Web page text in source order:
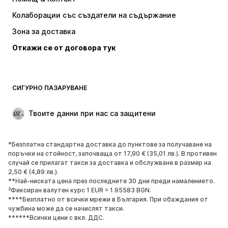
Baker by Ted Baker
Колаборации със създатели на съдържание
Зона за доставка
Откажи се от договора тук
СИГУРНО ПАЗАРУВАНЕ
Твоите данни при нас са защитени
*Безплатна стандартна доставка до пунктове за получаване на
поръчки на стойност, започваща от 17,90 € (35,01 лв.). В противен
случай се прилагат такси за доставка и обслужване в размер на
2,50 € (4,89 лв.).
**Най-ниската цена през последните 30 дни преди намалението.
³Фиксиран валутен курс 1 EUR = 1.95583 BGN.
****Безплатно от всички мрежи в България. При обаждания от
чужбина може да се начислят такси.
******Всички цени с вкл. ДДС.